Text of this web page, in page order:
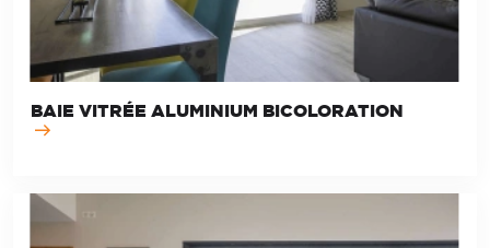
BAIE VITRÉE ALUMINIUM BICOLORATION